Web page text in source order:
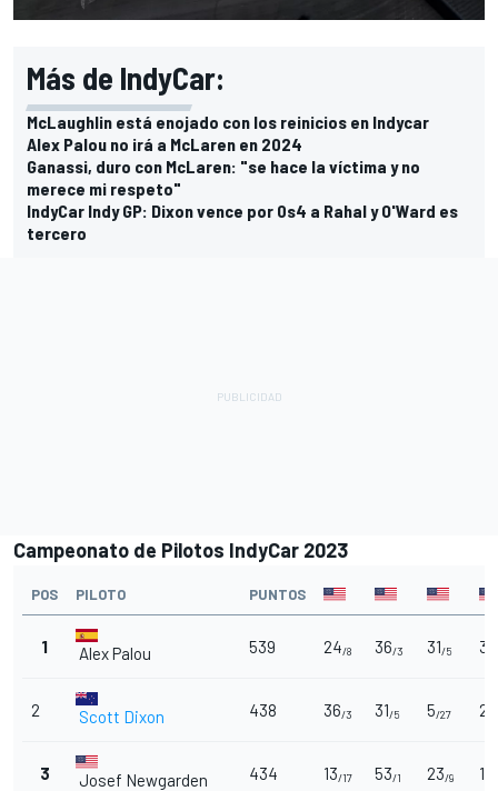
Más de IndyCar:
McLaughlin está enojado con los reinicios en Indycar
Alex Palou no irá a McLaren en 2024
Ganassi, duro con McLaren: "se hace la víctima y no
merece mi respeto"
IndyCar Indy GP: Dixon vence por 0s4 a Rahal y O'Ward es
tercero
Campeonato de Pilotos IndyCar 2023
POS PILOTO PUNTOS
1 Alex Palou 539 24/8 36/3 31/5 30
2 Scott Dixon 438 36/3 31/5 5/27 26
3 Josef Newgarden 434 13/17 53/1 23/9 16